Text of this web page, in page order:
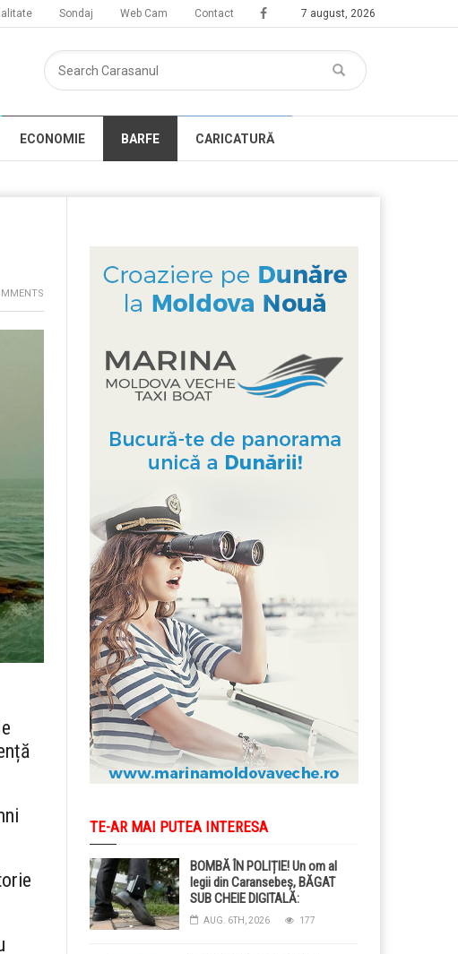
7 august, 2026
Sondaj Web Cam Contact
ECONOMIE BARFE CARICATURĂ
TE-AR MAI PUTEA INTERESA
BOMBĂ ÎN POLIȚIE! Un om al
legii din Caransebeș, BĂGAT
SUB CHEIE DIGITALĂ:
Judecătorii i-au pus BRĂȚARĂ
ELECTRONICĂ la picior!
AUG. 6TH, 2026 177